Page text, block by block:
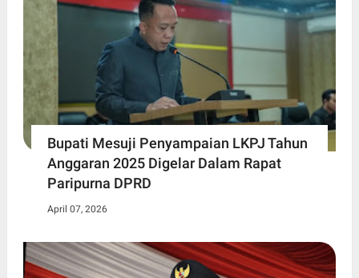
Bupati Mesuji Penyampaian LKPJ Tahun
Anggaran 2025 Digelar Dalam Rapat
Paripurna DPRD
April 07, 2026